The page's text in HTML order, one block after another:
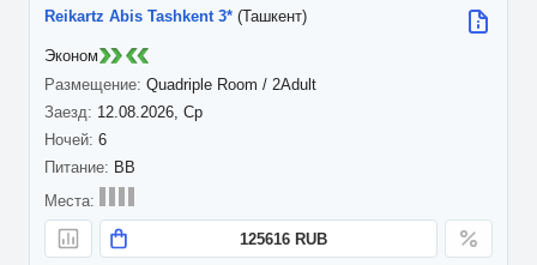
12.08.2026, Ср
6
Reikartz Abis Tashkent 3* (Ташкент)
Quadriple Room / 2Adult
BB
125616 RUB
Эконом